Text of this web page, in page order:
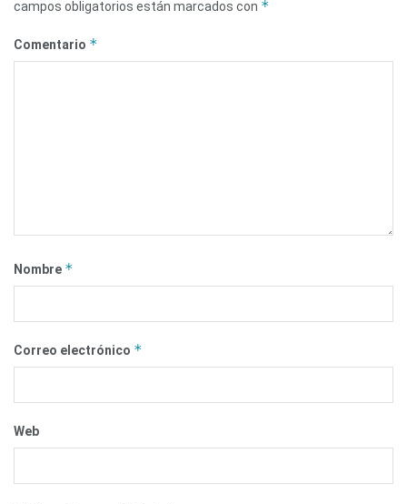
campos obligatorios están marcados con *
Comentario *
Nombre *
Correo electrónico *
Web